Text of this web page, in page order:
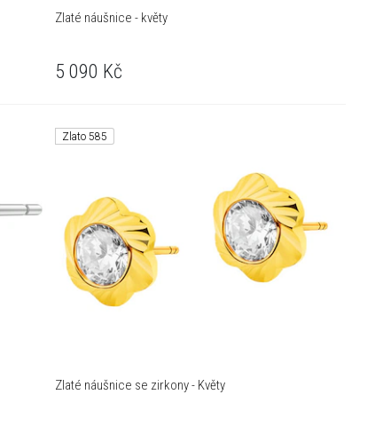
Zlaté náušnice - květy
5 090 Kč
Zlato 585
Zlaté náušnice se zirkony - Květy